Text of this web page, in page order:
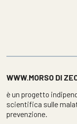
WWW.MORSO DI
è un progetto
scientifica sulle
prevenzione.